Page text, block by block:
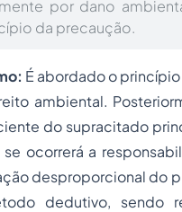
por dano
da precaução.
É abordado o
ambiental.
do supracitado
se ocorrerá a
desproporcional do
dedutivo, sendo